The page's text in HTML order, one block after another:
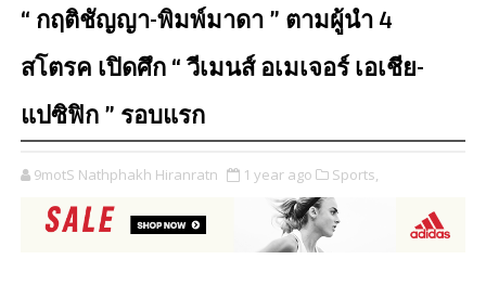
“ กฤติชัญญา-พิมพ์มาดา ” ตามผู้นำ 4
สโตรค เปิดศึก “ วีเมนส์ อเมเจอร์ เอเชีย-
แปซิฟิก ” รอบแรก
9motS Nathphakh Hiranratn 1 year ago Sports,